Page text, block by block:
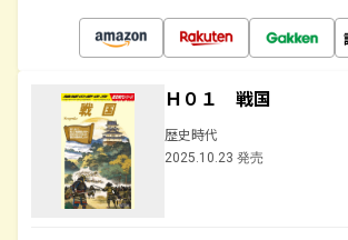
Ｈ０１ 戦国
歴史時代
2025.10.23 発売